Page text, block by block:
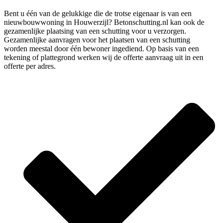
Bent u één van de gelukkige die de trotse eigenaar is van een
nieuwbouwwoning in Houwerzijl? Betonschutting.nl kan ook de
gezamenlijke plaatsing van een schutting voor u verzorgen.
Gezamenlijke aanvragen voor het plaatsen van een schutting
worden meestal door één bewoner ingediend. Op basis van een
tekening of plattegrond werken wij de offerte aanvraag uit in een
offerte per adres.